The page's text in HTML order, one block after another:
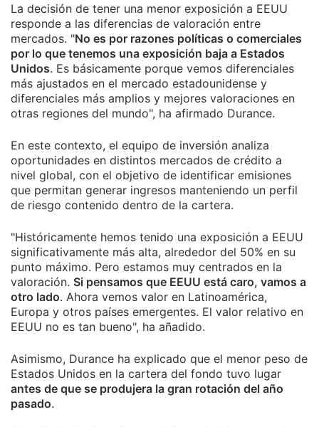
La decisión de tener una menor exposición a EEUU
responde a las diferencias de valoración entre
mercados. "No es por razones políticas o comerciales
por lo que tenemos una exposición baja a Estados
Unidos. Es básicamente porque vemos diferenciales
más ajustados en el mercado estadounidense y
diferenciales más amplios y mejores valoraciones en
otras regiones del mundo", ha afirmado Durance.
En este contexto, el equipo de inversión analiza
oportunidades en distintos mercados de crédito a
nivel global, con el objetivo de identificar emisiones
que permitan generar ingresos manteniendo un perfil
de riesgo contenido dentro de la cartera.
"Históricamente hemos tenido una exposición a EEUU
significativamente más alta, alrededor del 50% en su
punto máximo. Pero estamos muy centrados en la
valoración. Si pensamos que EEUU está caro, vamos a
otro lado. Ahora vemos valor en Latinoamérica,
Europa y otros países emergentes. El valor relativo en
EEUU no es tan bueno", ha añadido.
Asimismo, Durance ha explicado que el menor peso de
Estados Unidos en la cartera del fondo tuvo lugar
antes de que se produjera la gran rotación del año
pasado.